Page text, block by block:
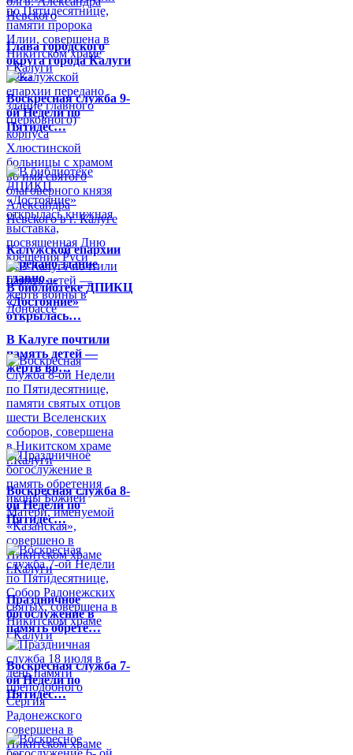
Глава городского
округа города Калуги
по…
Воскресная служба 9-
ой Недели по
Пятидес…
Калужской епархии
передано здание
главно…
В библиотеке ДПИКЦ
«Достояние»
открылась…
В Калуге почтили
память детей —
жертв во…
Воскресная служба 8-
ой Недели по
Пятидес…
Праздничное
богослужение в
память обрете…
Воскресная служба 7-
ой Недели по
Пятидес…